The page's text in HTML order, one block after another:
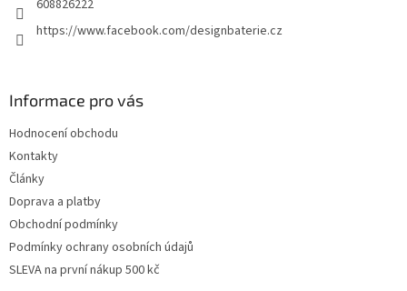
608826222
https://www.facebook.com/designbaterie.cz
Informace pro vás
Hodnocení obchodu
Kontakty
Články
Doprava a platby
Obchodní podmínky
Podmínky ochrany osobních údajů
SLEVA na první nákup 500 kč